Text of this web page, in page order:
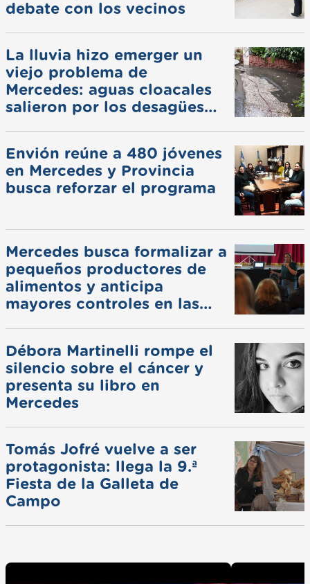
debate con los vecinos
La lluvia hizo emerger un
viejo problema de
Mercedes: aguas cloacales
salieron por los desagües
Envión reúne a 480 jóvenes
en Mercedes y Provincia
busca reforzar el programa
Mercedes busca formalizar a
pequeños productores de
alimentos y anticipa
mayores controles en las
Débora Martinelli rompe el
silencio sobre el cáncer y
presenta su libro en
Mercedes
Tomás Jofré vuelve a ser
protagonista: llega la 9.ª
Fiesta de la Galleta de
Campo